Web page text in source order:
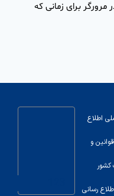
برای زمانی که
اطلاع
و
کشور
رسانی